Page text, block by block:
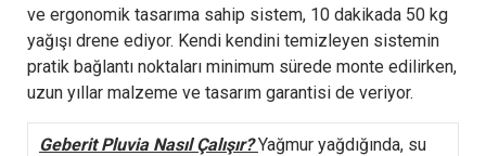
ve ergonomik tasarıma sahip sistem, 10 dakikada 50 kg
yağışı drene ediyor. Kendi kendini temizleyen sistemin
pratik bağlantı noktaları minimum sürede monte edilirken,
uzun yıllar malzeme ve tasarım garantisi de veriyor.
Geberit Pluvia Nasıl Çalışır?Yağmur yağdığında, su